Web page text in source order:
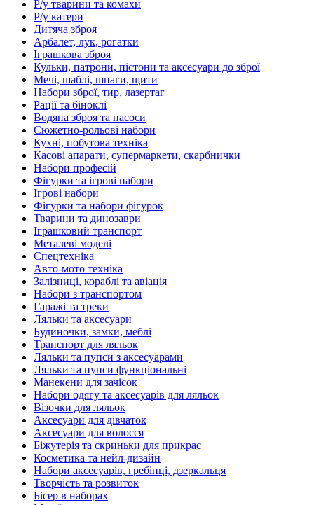
Р/у тварини та комахи
Р/у катери
Дитяча зброя
Арбалет, лук, рогатки
Іграшкова зброя
Кульки, патрони, пістони та аксесуари до зброї
Мечі, шаблі, шпаги, щити
Набори зброї, тир, лазертаг
Рації та біноклі
Водяна зброя та насоси
Сюжетно-рольові набори
Кухні, побутова техніка
Касові апарати, супермаркети, скарбнички
Набори професій
Фігурки та ігрові набори
Ігрові набори
Фігурки та набори фігурок
Тварини та динозаври
Іграшковий транспорт
Металеві моделі
Спецтехніка
Авто-мото техніка
Залізниці, кораблі та авіація
Набори з транспортом
Гаражі та треки
Ляльки та аксесуари
Будиночки, замки, меблі
Транспорт для ляльок
Ляльки та пупси з аксесуарами
Ляльки та пупси функціональні
Манекени для зачісок
Набори одягу та аксесуарів для ляльок
Візочки для ляльок
Аксесуари для дівчаток
Аксесуари для волосся
Біжутерія та скриньки для прикрас
Косметика та нейл-дизайн
Набори аксесуарів, гребінці, дзеркальця
Творчість та розвиток
Бісер в наборах